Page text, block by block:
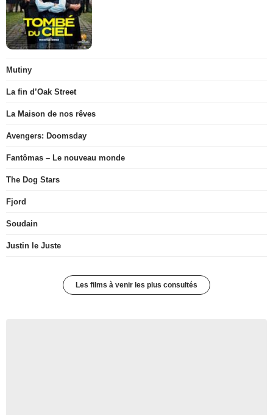
Mutiny
La fin d’Oak Street
La Maison de nos rêves
Avengers: Doomsday
Fantômas – Le nouveau monde
The Dog Stars
Fjord
Soudain
Justin le Juste
Les films à venir les plus consultés